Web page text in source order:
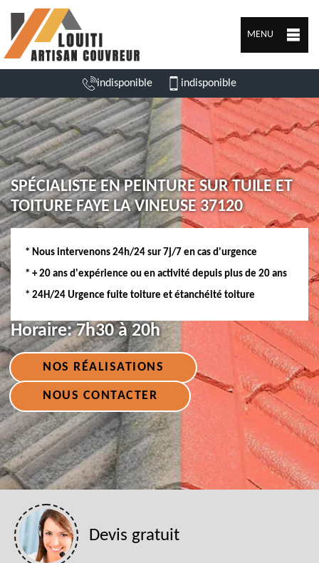
MENU
indisponible indisponible
SPÉCIALISTE EN PEINTURE SUR TUILE ET
TOITURE FAYE LA VINEUSE 37120
* Nous intervenons 24h/24 sur 7j/7 en cas d'urgence
* + 20 ans d'expérience ou en activité depuis plus de 20 ans
* 24H/24 Urgence fuite toiture et étanchéité toiture
Horaire:7h30 à 20h
NOS RÉALISATIONS
NOUS CONTACTER
Devis gratuit